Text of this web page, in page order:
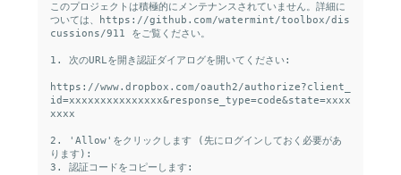
このプロジェクトは積極的にメンテナンスされていません。詳細に
ついては、https://github.com/watermint/toolbox/dis
cussions/911 をご覧ください。
1. 次のURLを開き認証ダイアログを開いてください:
https://www.dropbox.com/oauth2/authorize?client_
id=xxxxxxxxxxxxxxx&response_type=code&state=xxxx
xxxx
2. 'Allow'をクリックします (先にログインしておく必要があ
ります):
3. 認証コードをコピーします: